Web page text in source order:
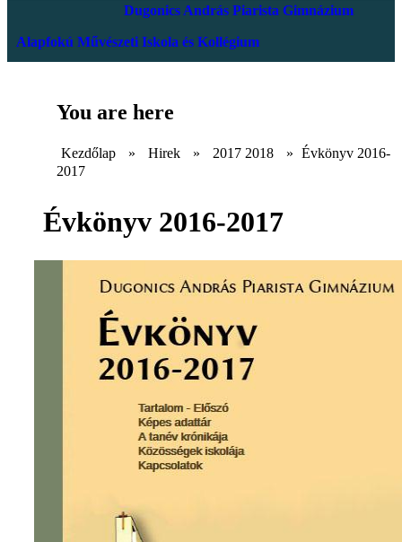
Dugonics András Piarista Gimnázium
Alapfokú Művészeti Iskola és Kollégium
You are here
Kezdőlap » Hirek » 2017 2018 » Évkönyv 2016-
2017
Évkönyv 2016-2017